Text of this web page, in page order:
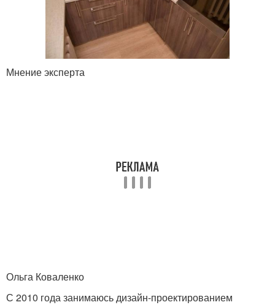
Мнение эксперта
Ольга Коваленко
С 2010 года занимаюсь дизайн-проектированием